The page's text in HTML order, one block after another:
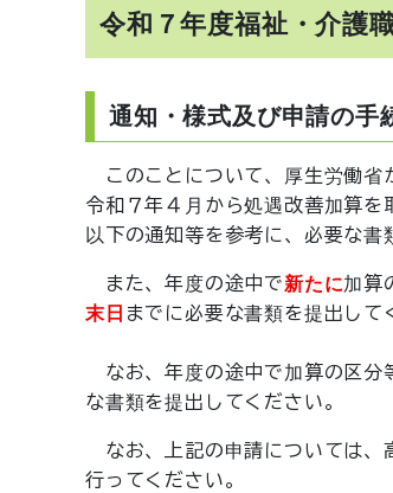
令和７年度福祉・介護
通知・様式及び申請の手
このことについて、厚生労働省
令和７年４月から処遇改善加算を
以下の通知等を参考に、必要な書
また、年度の途中で新たに加算
末日 までに必要な書類を提出して
なお、年度の途中で加算の区分
な書類を提出してください。
なお、上記の申請については、
行ってください。